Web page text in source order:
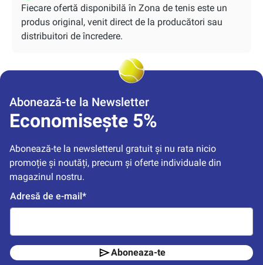
Fiecare ofertă disponibilă în Zona de tenis este un
produs original, venit direct de la producători sau
distribuitori de încredere.
Abonează-te la Newsletter
Economisește 5%
Abonează-te la newsletterul gratuit și nu rata nicio
promoție și noutăți, precum și oferte individuale din
magazinul nostru.
Adresă de e-mail*
Aboneaza-te